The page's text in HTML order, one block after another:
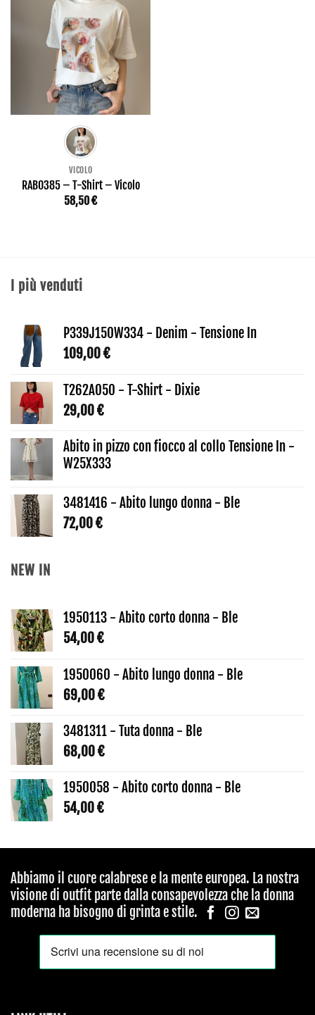
VICOLO
RAB0385 – T-Shirt – Vicolo
58,50€
I più venduti
P339J150W334 - Denim - Tensione In
109,00€
T262A050 - T-Shirt - Dixie
29,00€
Abito in pizzo con fiocco al collo Tensione In -
W25X333
3481416 - Abito lungo donna - Ble
72,00€
NEW IN
1950113 - Abito corto donna - Ble
54,00€
1950060 - Abito lungo donna - Ble
69,00€
3481311 - Tuta donna - Ble
68,00€
1950058 - Abito corto donna - Ble
54,00€
Abbiamo il cuore calabrese e la mente europea. La nostra
visione di outfit parte dalla consapevolezza che la donna
moderna ha bisogno di grinta e stile.